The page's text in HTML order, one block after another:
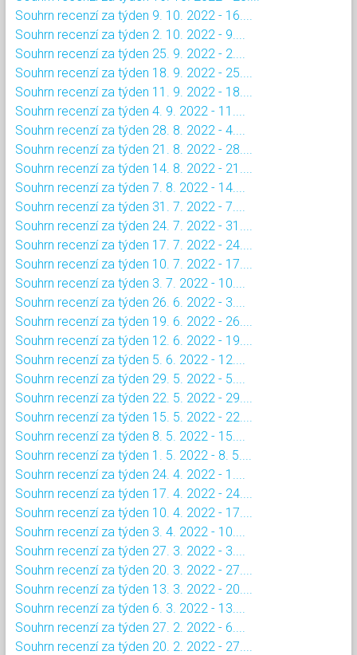
Souhrn recenzí za týden 9. 10. 2022 - 16....
Souhrn recenzí za týden 2. 10. 2022 - 9....
Souhrn recenzí za týden 25. 9. 2022 - 2....
Souhrn recenzí za týden 18. 9. 2022 - 25....
Souhrn recenzí za týden 11. 9. 2022 - 18....
Souhrn recenzí za týden 4. 9. 2022 - 11....
Souhrn recenzí za týden 28. 8. 2022 - 4....
Souhrn recenzí za týden 21. 8. 2022 - 28....
Souhrn recenzí za týden 14. 8. 2022 - 21....
Souhrn recenzí za týden 7. 8. 2022 - 14....
Souhrn recenzí za týden 31. 7. 2022 - 7....
Souhrn recenzí za týden 24. 7. 2022 - 31....
Souhrn recenzí za týden 17. 7. 2022 - 24....
Souhrn recenzí za týden 10. 7. 2022 - 17....
Souhrn recenzí za týden 3. 7. 2022 - 10....
Souhrn recenzí za týden 26. 6. 2022 - 3....
Souhrn recenzí za týden 19. 6. 2022 - 26....
Souhrn recenzí za týden 12. 6. 2022 - 19....
Souhrn recenzí za týden 5. 6. 2022 - 12....
Souhrn recenzí za týden 29. 5. 2022 - 5....
Souhrn recenzí za týden 22. 5. 2022 - 29....
Souhrn recenzí za týden 15. 5. 2022 - 22....
Souhrn recenzí za týden 8. 5. 2022 - 15....
Souhrn recenzí za týden 1. 5. 2022 - 8. 5....
Souhrn recenzí za týden 24. 4. 2022 - 1....
Souhrn recenzí za týden 17. 4. 2022 - 24....
Souhrn recenzí za týden 10. 4. 2022 - 17....
Souhrn recenzí za týden 3. 4. 2022 - 10....
Souhrn recenzí za týden 27. 3. 2022 - 3....
Souhrn recenzí za týden 20. 3. 2022 - 27....
Souhrn recenzí za týden 13. 3. 2022 - 20....
Souhrn recenzí za týden 6. 3. 2022 - 13....
Souhrn recenzí za týden 27. 2. 2022 - 6....
Souhrn recenzí za týden 20. 2. 2022 - 27....